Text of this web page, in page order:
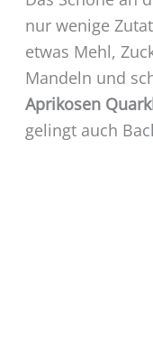
nur wenige
etwas Mehl,
Mandeln und
Aprikosen
gelingt auch